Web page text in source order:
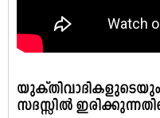
സദസ്സിൽ